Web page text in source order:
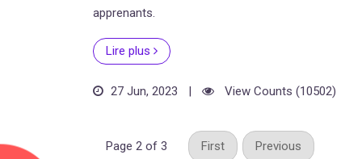
apprenants.
Lire plus
27 Jun, 2023 | View Counts (10502)
Page 2 of 3 First Previous